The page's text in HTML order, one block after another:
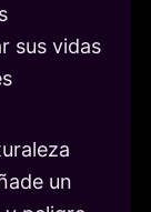
sus vidas
un